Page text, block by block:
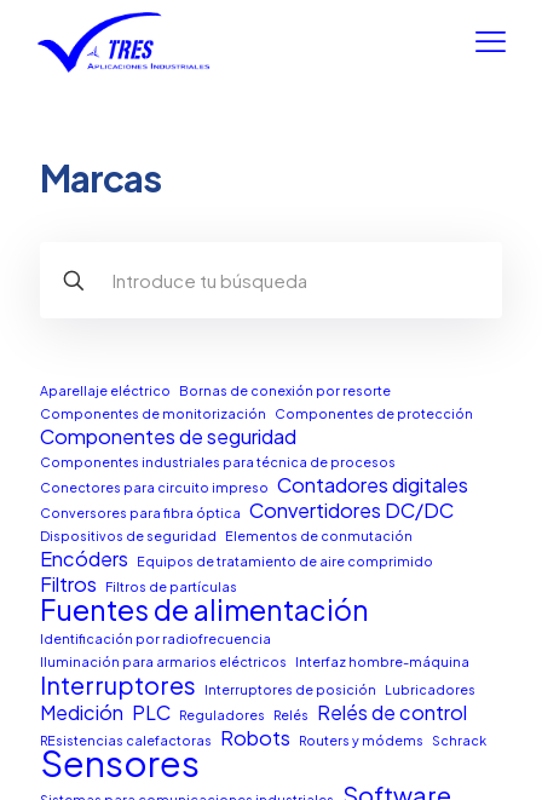
Marcas
Aparellaje eléctrico
Bornas de conexión por resorte
Componentes de monitorización
Componentes de protección
Componentes de seguridad
Componentes industriales para técnica de procesos
Conectores para circuito impreso
Contadores digitales
Conversores para fibra óptica Convertidores DC/DC
Dispositivos de seguridad Elementos de conmutación
Encóders Equipos de tratamiento de aire comprimido
Filtros Filtros de partículas
Fuentes de alimentación
Identificación por radiofrecuencia
Iluminación para armarios eléctricos
Interfaz hombre-máquina
Interruptores Interruptores de posición Lubricadores
Medición PLC Reguladores Relés Relés de control
REsistencias calefactoras Robots Routers y módems Schrack
Sensores